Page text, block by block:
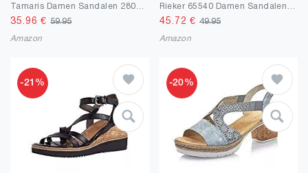
35.96 €59.95
Amazon
45.72 € 49.95
Amazon
-21% -20%